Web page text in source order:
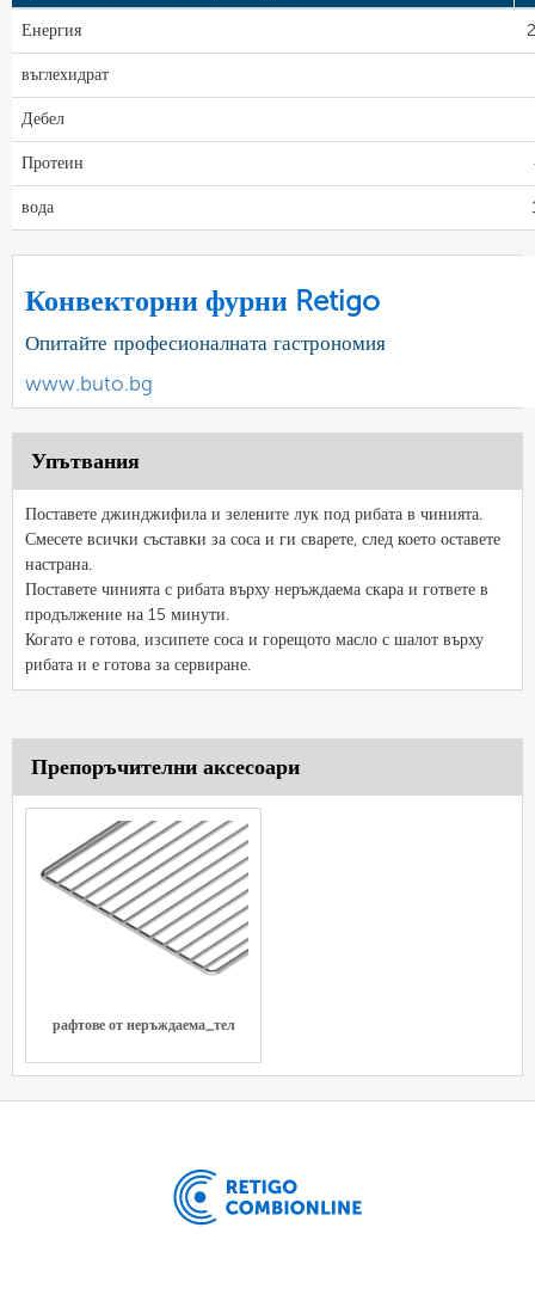
Енергия
въглехидрат
Дебел
Протеин
вода
Конвекторни фурни Retigo
Опитайте професионалната гастрономия
www.buto.bg
Упътвания
Поставете джинджифила и зелените лук под рибата в чинията.
Смесете всички съставки за соса и ги сварете, след което оставете
настрана.
Поставете чинията с рибата върху неръждаема скара и гответе в
продължение на 15 минути.
Когато е готова, изсипете соса и горещото масло с шалот върху
рибата и е готова за сервиране.
Препоръчителни аксесоари
рафтове от неръждаема_тел